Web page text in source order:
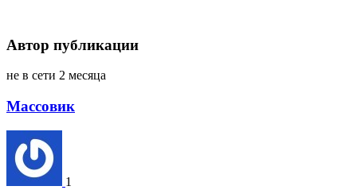
Автор публикации
не в сети 2 месяца
Массовик
1